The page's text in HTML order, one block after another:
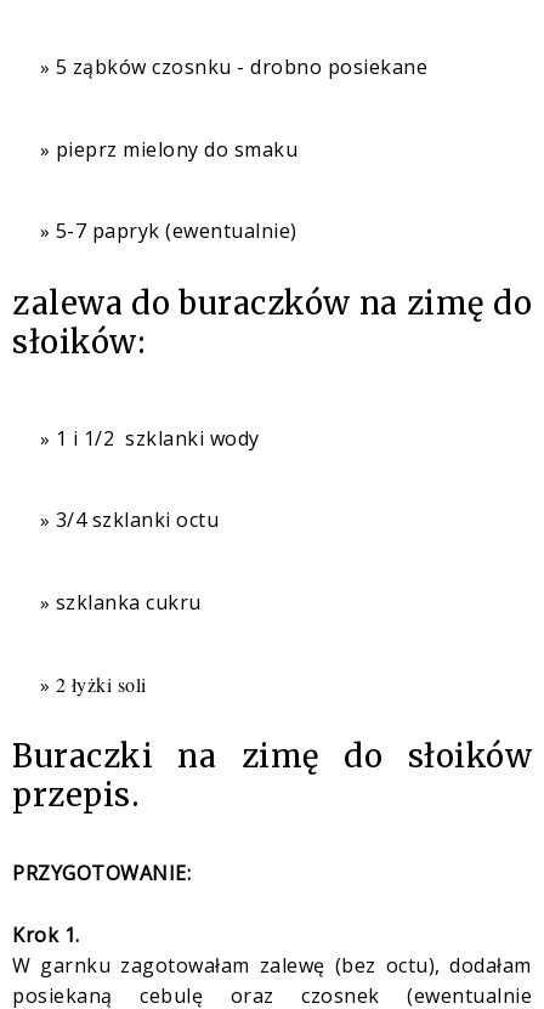
5 ząbków czosnku - drobno posiekane
pieprz mielony do smaku
5-7 papryk (ewentualnie)
zalewa do buraczków na zimę do
słoików:
1 i 1/2 szklanki wody
3/4 szklanki octu
szklanka cukru
2 łyżki soli
Buraczki na zimę do słoików
przepis.
PRZYGOTOWANIE:
Krok 1.
W garnku zagotowałam zalewę (bez octu), dodałam
posiekaną cebulę oraz czosnek (ewentualnie